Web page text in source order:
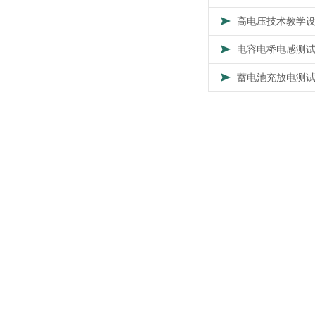
高电压技术教学
电容电桥电感测
蓄电池充放电测